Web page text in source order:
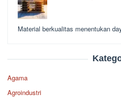
Material berkualitas menentukan
Agama
Agroindustri